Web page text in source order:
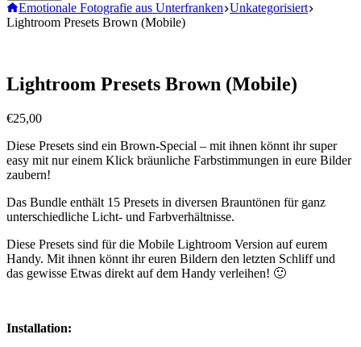
Emotionale Fotografie aus Unterfranken Unkategorisiert
Lightroom Presets Brown (Mobile)
Lightroom Presets Brown (Mobile)
€25,00
Diese Presets sind ein Brown-Special – mit ihnen könnt ihr super
easy mit nur einem Klick bräunliche Farbstimmungen in eure Bilder
zaubern!
Das Bundle enthält 15 Presets in diversen Brauntönen für ganz
unterschiedliche Licht- und Farbverhältnisse.
Diese Presets sind für die Mobile Lightroom Version auf eurem
Handy. Mit ihnen könnt ihr euren Bildern den letzten Schliff und
das gewisse Etwas direkt auf dem Handy verleihen! 🙂
Installation: